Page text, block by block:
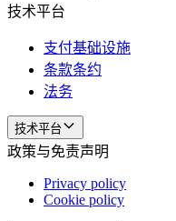
技术平台
支付基础设施
条款条约
法务
技术平台
政策与免责声明
Privacy policy
Cookie policy